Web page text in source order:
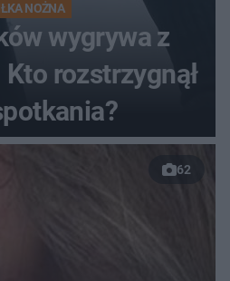
NOŻNA
wygrywa z
Kto rozstrzygnął
62